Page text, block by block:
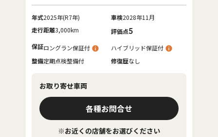
年式2025年(R7年) 車検2028年11月
走行距離3,000km 評価点5
保証ロングラン保証付
ハイブリッド保証付
整備定期点検整備付 修復歴なし
お取り寄せ車両
各種お問合せ
※お近くの店舗をお選びください